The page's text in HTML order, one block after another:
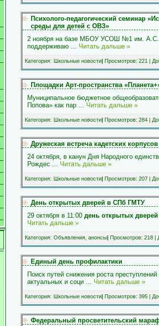
Психолого-педагогический семинар
среды для детей с ОВЗ»
2 ноября на базе МБОУ УСОШ №1 им. А.С.
поддерживаю ... Читать дальше »
Категория: Школьные новости| Просмотров: 221 |
Площадки Арт-пространства
Муниципальное бюджетное
Попова» как пар ... Читать дальше »
Категория: Школьные новости| Просмотров: 284 |
Дружеская встреча кадетских корпусов
24 октября, в канун Дня Народного
Рождес ... Читать дальше »
Категория: Школьные новости| Просмотров: 207 |
День открытых дверей в СПб ГМТУ
29 октября в 11:00 день открытых дверей
Читать дальше »
Категория: Объявления, анонсы| Просмотров: 218 |
Единый день профилактики
Поиск путей снижения роста
актуальных и соци ... Читать дальше »
Категория: Школьные новости| Просмотров: 395 |
Федеральный просветительский